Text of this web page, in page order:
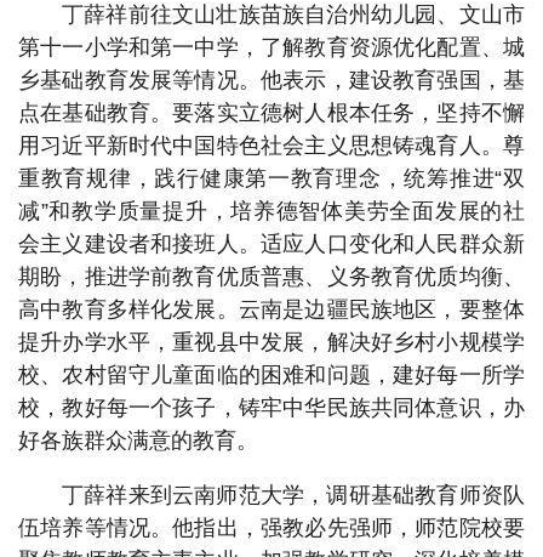
丁薛祥前往文山壮族苗族自治州幼儿园、文山市
第十一小学和第一中学，了解教育资源优化配置、城
乡基础教育发展等情况。他表示，建设教育强国，基
点在基础教育。要落实立德树人根本任务，坚持不懈
用习近平新时代中国特色社会主义思想铸魂育人。尊
重教育规律，践行健康第一教育理念，统筹推进“双
减”和教学质量提升，培养德智体美劳全面发展的社
会主义建设者和接班人。适应人口变化和人民群众新
期盼，推进学前教育优质普惠、义务教育优质均衡、
高中教育多样化发展。云南是边疆民族地区，要整体
提升办学水平，重视县中发展，解决好乡村小规模学
校、农村留守儿童面临的困难和问题，建好每一所学
校，教好每一个孩子，铸牢中华民族共同体意识，办
好各族群众满意的教育。
丁薛祥来到云南师范大学，调研基础教育师资队
伍培养等情况。他指出，强教必先强师，师范院校要